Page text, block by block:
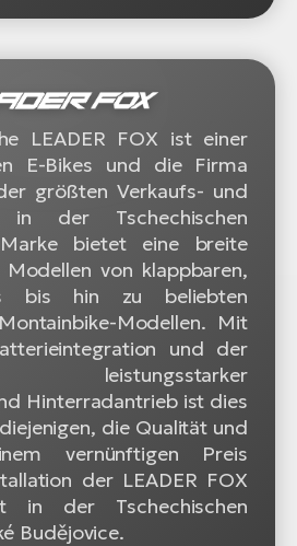
LEADER FOX ist einer
E-Bikes und die Firma
größten Verkaufs- und
in der Tschechischen
bietet eine breite
von klappbaren,
bis hin zu beliebten
Modellen. Mit
und der
leistungsstarker
Hinterradantrieb ist dies
die Qualität und
vernünftigen Preis
der LEADER FOX
in der Tschechischen
Budějovice.